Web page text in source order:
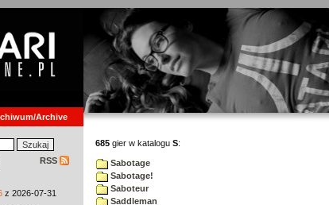
Archive
RSS
z 2026-07-31
685 gier w katalogu S:
Sabotage
Sabotage!
Saboteur
Saddleman